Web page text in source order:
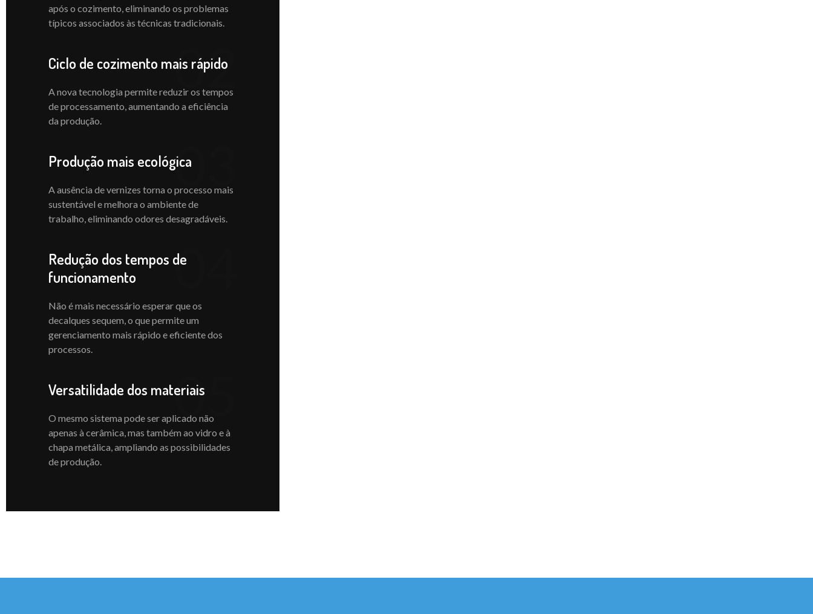
após o cozimento, eliminando os problemas
típicos associados às técnicas tradicionais.
Ciclo de cozimento mais rápido
02
A nova tecnologia permite reduzir os tempos
de processamento, aumentando a eficiência
da produção.
Produção mais ecológica
03
A ausência de vernizes torna o processo mais
sustentável e melhora o ambiente de
trabalho, eliminando odores desagradáveis.
Redução dos tempos de
funcionamento
04
Não é mais necessário esperar que os
decalques sequem, o que permite um
gerenciamento mais rápido e eficiente dos
processos.
Versatilidade dos materiais
05
O mesmo sistema pode ser aplicado não
apenas à cerâmica, mas também ao vidro e à
chapa metálica, ampliando as possibilidades
de produção.